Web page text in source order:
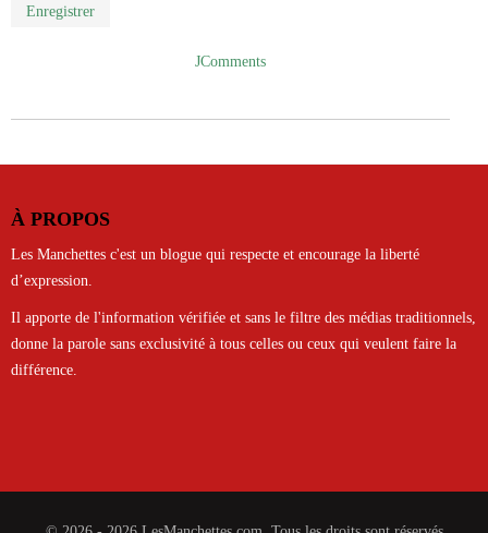
Enregistrer
JComments
À PROPOS
Les Manchettes c'est un blogue qui respecte et encourage la liberté
d’expression.
Il apporte de l'information vérifiée et sans le filtre des médias traditionnels,
donne la parole sans exclusivité à tous celles ou ceux qui veulent faire la
différence.